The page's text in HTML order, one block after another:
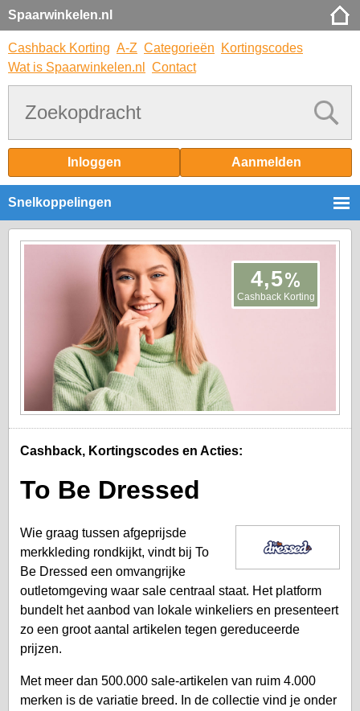
Spaarwinkelen.nl
Cashback Korting A-Z Categorieën
Kortingscodes
Wat is Spaarwinkelen.nl
Contact
Inloggen Aanmelden
Snelkoppelingen
4,5%
Cashback Korting
Cashback, Kortingscodes en Acties:
To Be Dressed
Wie graag tussen afgeprijsde
merkkleding rondkijkt, vindt bij To
Be Dressed een omvangrijke
outletomgeving waar sale centraal staat. Het platform
bundelt het aanbod van lokale winkeliers en presenteert
zo een groot aantal artikelen tegen gereduceerde
prijzen.
Met meer dan 500.000 sale-artikelen van ruim 4.000
merken is de variatie breed. In de collectie vind je onder